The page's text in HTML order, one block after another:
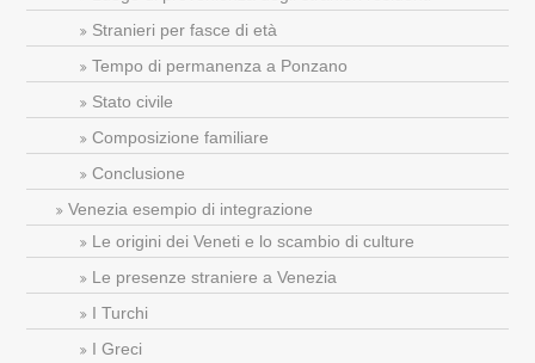
Stranieri per fasce di età
Tempo di permanenza a Ponzano
Stato civile
Composizione familiare
Conclusione
Venezia esempio di integrazione
Le origini dei Veneti e lo scambio di culture
Le presenze straniere a Venezia
I Turchi
I Greci